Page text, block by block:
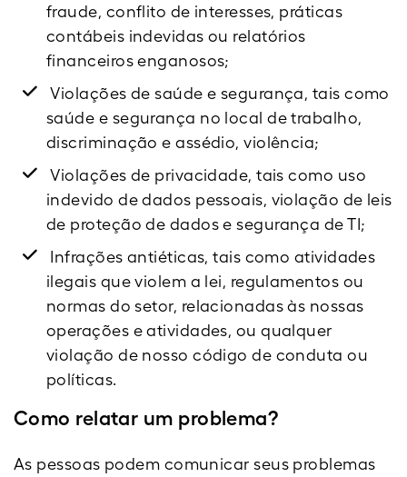
fraude, conflito de interesses, práticas
contábeis indevidas ou relatórios
financeiros enganosos;
Violações de saúde e segurança, tais como
saúde e segurança no local de trabalho,
discriminação e assédio, violência;
Violações de privacidade, tais como uso
indevido de dados pessoais, violação de leis
de proteção de dados e segurança de TI;
Infrações antiéticas, tais como atividades
ilegais que violem a lei, regulamentos ou
normas do setor, relacionadas às nossas
operações e atividades, ou qualquer
violação de nosso código de conduta ou
políticas.
Como relatar um problema?
As pessoas podem comunicar seus problemas